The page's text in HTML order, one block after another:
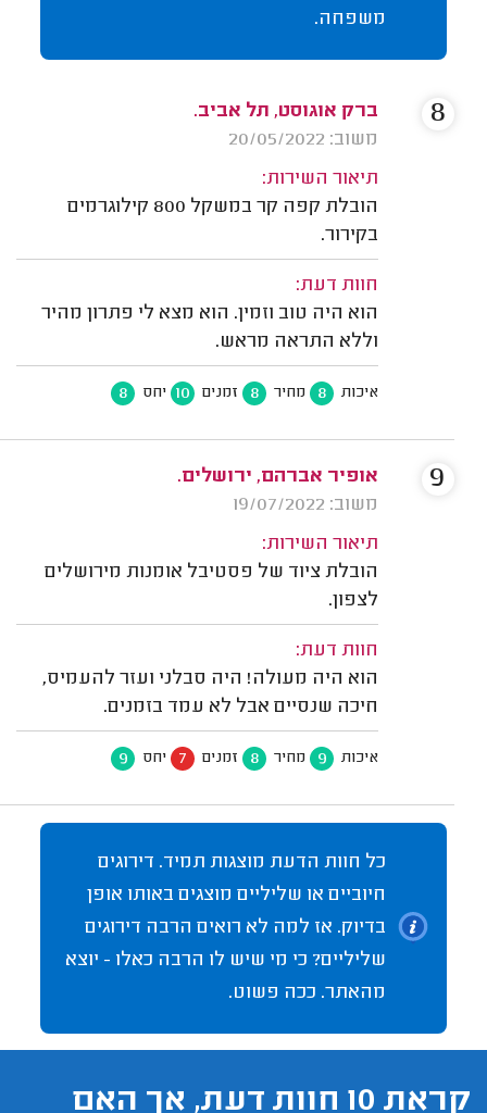
משפחה.
ברק אוגוסט, תל אביב.
משוב: 20/05/2022
תיאור השירות:
הובלת קפה קר במשקל 800 קילוגרמים
בקירור.
חוות דעת:
הוא היה טוב וזמין. הוא מצא לי פתרון מהיר
וללא התראה מראש.
איכות 8 מחיר 8 זמנים 10 יחס 8
8
אופיר אברהם, ירושלים.
משוב: 19/07/2022
תיאור השירות:
הובלת ציוד של פסטיבל אומנות מירושלים
לצפון.
חוות דעת:
הוא היה מעולה! היה סבלני ועזר להעמיס,
חיכה שנסיים אבל לא עמד בזמנים.
איכות 9 מחיר 8 זמנים 7 יחס 9
9
כל חוות הדעת מוצגות תמיד. דירוגים
חיוביים או שליליים מוצגים באותו אופן
בדיוק. אז למה לא רואים הרבה דירוגים
שליליים? כי מי שיש לו הרבה כאלו - יוצא
מהאתר. ככה פשוט.
קראת 10 חוות דעת, אך האם